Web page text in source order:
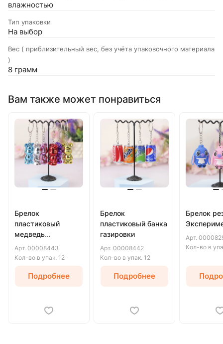
влажностью
Тип упаковки
На выбор
Вес ( приблизительный вес, без учёта упаковочного материала
)
8 грамм
Вам также может понравиться
Брелок
пластиковый
медведь
блестящий
Арт. 00008443
Кол-во в упак. 12
Подробнее
Брелок
пластиковый банка
газировки
Арт. 00008442
Кол-во в упак. 12
Подробнее
Брелок
Арт.
Кол-во в